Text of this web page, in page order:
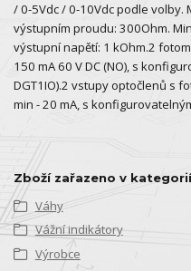
/ 0-5Vdc / 0-10Vdc podle
výstupním proudu: 300Ohm.
výstupní napětí: 1 kOhm.2
150 mA 60 V DC (NO), s
DGT1IO).2 vstupy optočlenů s
min - 20 mA, s
Zboží zařazeno v
Váhy
Vážní indikátory
Výrobce